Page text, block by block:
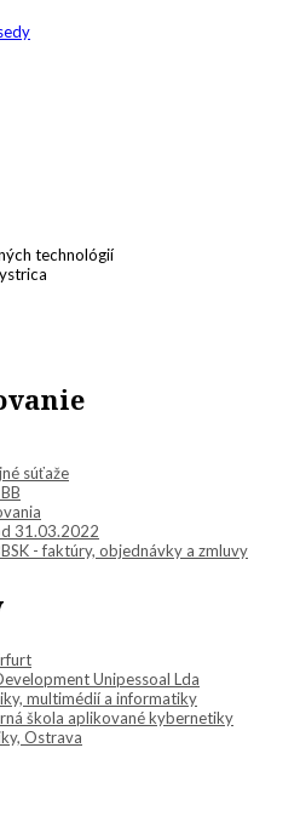
technológií
súťaže
31.03.2022
- faktúry, objednávky a zmluvy
Unipessoal Lda
multimédií a informatiky
škola aplikované kybernetiky
Ostrava